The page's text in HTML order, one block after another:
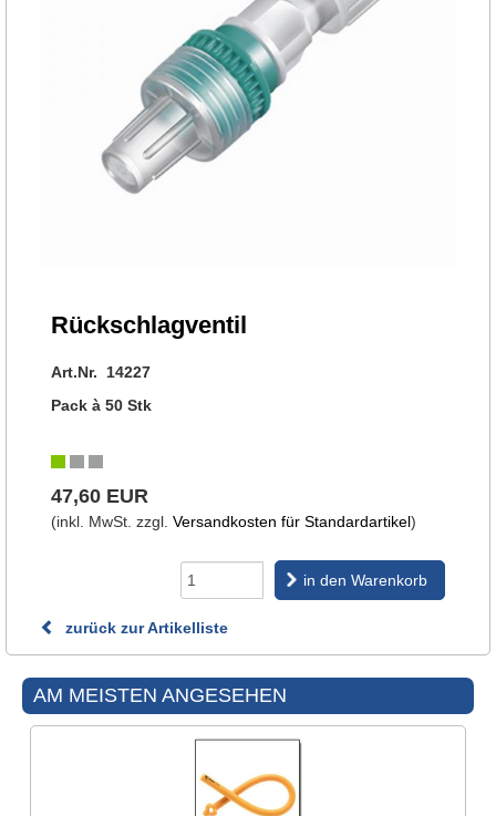
Rückschlagventil
Art.Nr. 14227
Pack à 50 Stk
47,60 EUR
(inkl. MwSt. zzgl. Versandkosten für Standardartikel)
in den Warenkorb
zurück zur Artikelliste
AM MEISTEN ANGESEHEN